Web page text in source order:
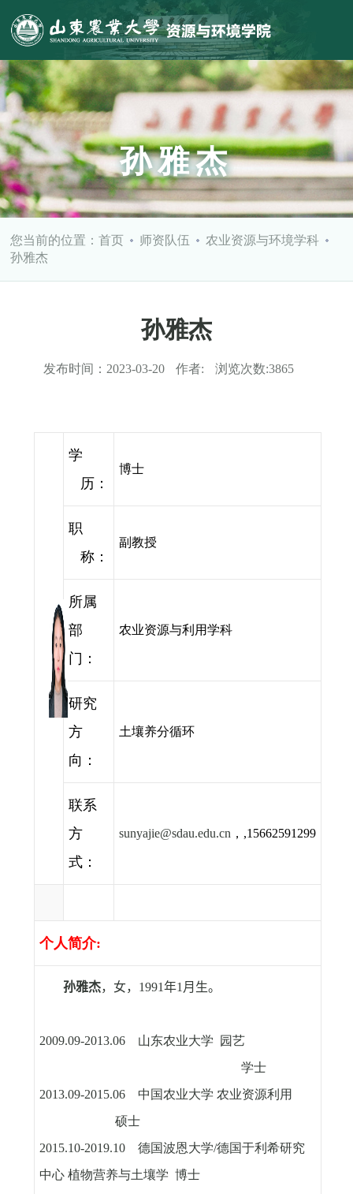
孙雅杰
您当前的位置：首页 师资队伍
农业资源与环境学科
孙雅杰
孙雅杰
发布时间： 2023-03-20 作者: 浏览次数:3865
学
历：
博士
职
称：
副教授
所属
部
门：
农业资源与利用学科
研究
方
向：
土壤养分循环
联系
方
式：
sunyajie@sdau.edu.cn， ,15662591299
个人简介:
孙雅杰，女， 1991年1月生。
2009.09-2013.06 山东农业大学 园艺
学士
2013.09-2015.06 中国农业大学 农业资源利用
硕士
2015.10-2019.10 德国波恩大学/德国于利希研究
中心 植物营养与土壤学 博士